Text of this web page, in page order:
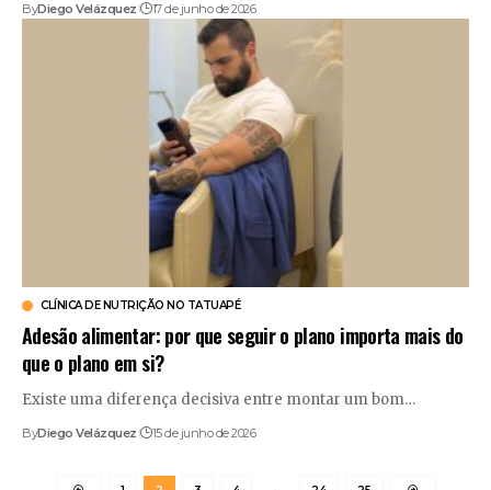
ByDiego Velázquez 17 de junho de 2026
CLÍNICA DE NUTRIÇÃO NO TATUAPÉ
Adesão alimentar: por que seguir o plano importa mais do
que o plano em si?
Existe uma diferença decisiva entre montar um bom…
ByDiego Velázquez 15 de junho de 2026